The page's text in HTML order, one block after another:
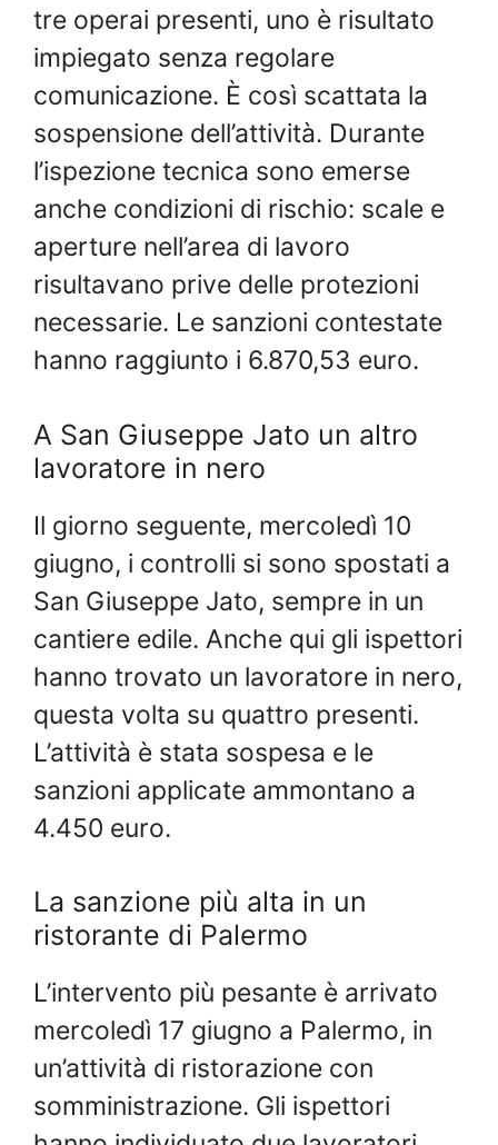
tre operai presenti, uno è risultato
impiegato senza regolare
comunicazione. È così scattata la
sospensione dell’attività. Durante
l’ispezione tecnica sono emerse
anche condizioni di rischio: scale e
aperture nell’area di lavoro
risultavano prive delle protezioni
necessarie. Le sanzioni contestate
hanno raggiunto i 6.870,53 euro.
A San Giuseppe Jato un altro
lavoratore in nero
Il giorno seguente, mercoledì 10
giugno, i controlli si sono spostati a
San Giuseppe Jato, sempre in un
cantiere edile. Anche qui gli ispettori
hanno trovato un lavoratore in nero,
questa volta su quattro presenti.
L’attività è stata sospesa e le
sanzioni applicate ammontano a
4.450 euro.
La sanzione più alta in un
ristorante di Palermo
L’intervento più pesante è arrivato
mercoledì 17 giugno a Palermo, in
un’attività di ristorazione con
somministrazione. Gli ispettori